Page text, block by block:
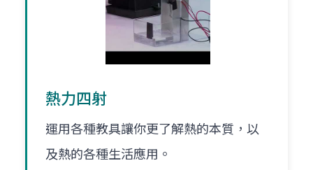
熱力四射
運用各種教具讓你更了解熱的本質，以
及熱的各種生活應用。